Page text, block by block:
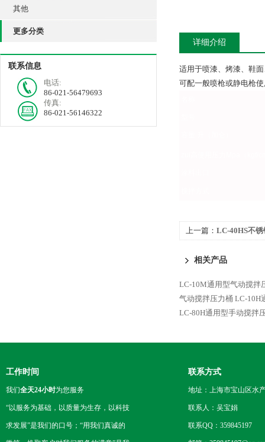
其他
更多分类
联系信息
电话:
86-021-56479693
传真:
86-021-56146322
详细介绍
适用于喷漆、烤漆、鞋
可配一般喷枪或静电枪
上一篇： LC-40HS不
相关产品
LC-10M通用型气动搅拌
气动搅拌压力桶 LC-10H
LC-80H通用型手动搅拌
工作时间
我们全天24小时为您服务
“以服务为基础，以质量为生存，以科技
求发展”是我们的口号；“用我们真诚的
联系方式
地址：上海市宝山区水
联系人：吴宝娟
联系QQ：359845197